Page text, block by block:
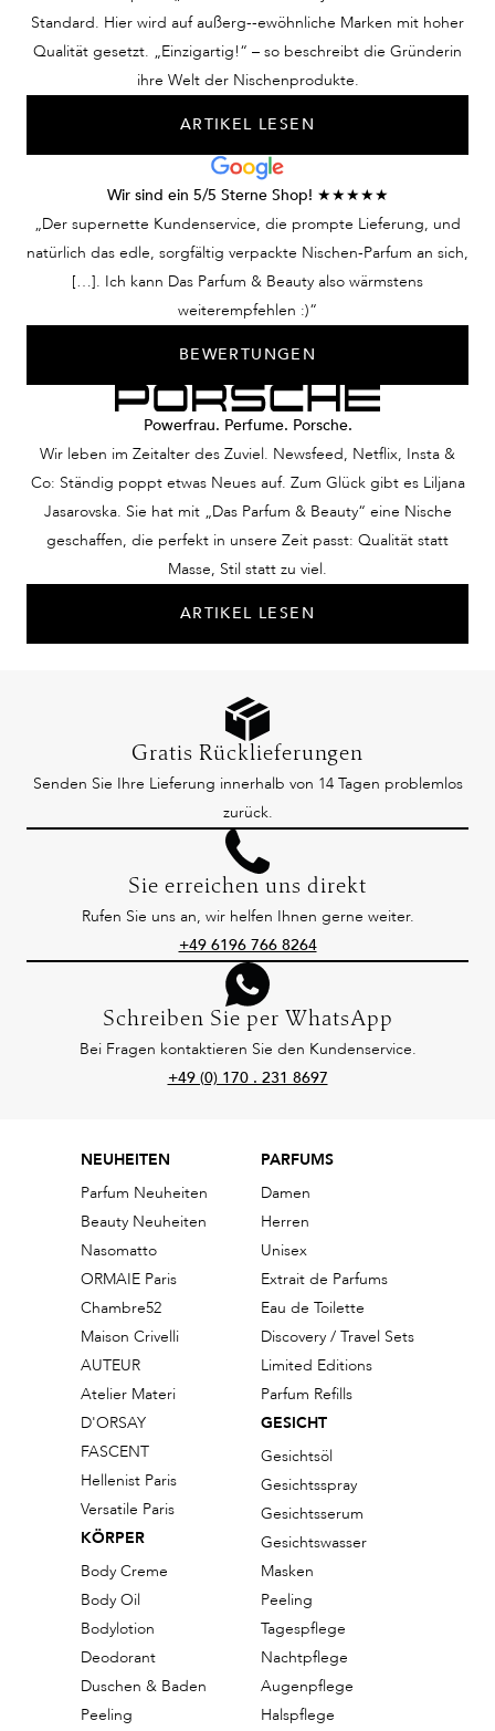
Standard. Hier wird auf außerg--ewöhnliche Marken mit hoher
Qualität gesetzt. „Einzigartig!“ – so beschreibt die Gründerin
ihre Welt der Nischenprodukte.
ARTIKEL LESEN
Wir sind ein 5/5 Sterne Shop! ★★★★★
„Der supernette Kundenservice, die prompte Lieferung, und
natürlich das edle, sorgfältig verpackte Nischen-Parfum an sich,
[…]. Ich kann Das Parfum & Beauty also wärmstens
weiterempfehlen :)“
BEWERTUNGEN
Powerfrau. Perfume. Porsche.
Wir leben im Zeitalter des Zuviel. Newsfeed, Netflix, Insta &
Co: Ständig poppt etwas Neues auf. Zum Glück gibt es Liljana
Jasarovska. Sie hat mit „Das Parfum & Beauty“ eine Nische
geschaffen, die perfekt in unsere Zeit passt: Qualität statt
Masse, Stil statt zu viel.
ARTIKEL LESEN
Gratis Rücklieferungen
Senden Sie Ihre Lieferung innerhalb von 14 Tagen problemlos
zurück.
Sie erreichen uns direkt
Rufen Sie uns an, wir helfen Ihnen gerne weiter.
+49 6196 766 8264
Schreiben Sie per WhatsApp
Bei Fragen kontaktieren Sie den Kundenservice.
+49 (0) 170 . 231 8697
NEUHEITEN
Parfum Neuheiten
Beauty Neuheiten
Nasomatto
ORMAIE Paris
Chambre52
Maison Crivelli
AUTEUR
Atelier Materi
D'ORSAY
FASCENT
Hellenist Paris
Versatile Paris
KÖRPER
Body Creme
Body Oil
Bodylotion
Deodorant
Duschen & Baden
Peeling
PARFUMS
Damen
Herren
Unisex
Extrait de Parfums
Eau de Toilette
Discovery / Travel Sets
Limited Editions
Parfum Refills
GESICHT
Gesichtsöl
Gesichtsspray
Gesichtsserum
Gesichtswasser
Masken
Peeling
Tagespflege
Nachtpflege
Augenpflege
Halspflege